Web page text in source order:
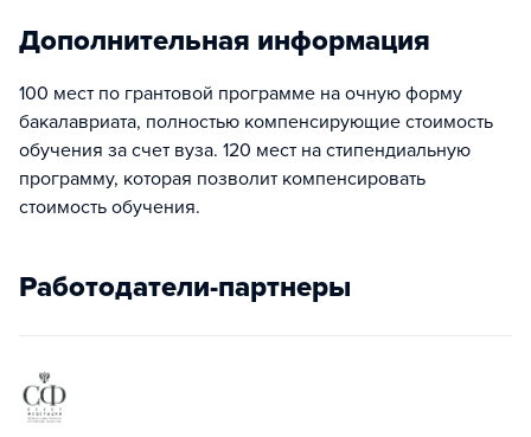
Дополнительная информация
100 мест по грантовой программе на очную форму
бакалавриата, полностью компенсирующие стоимость
обучения за счет вуза. 120 мест на стипендиальную
программу, которая позволит компенсировать
стоимость обучения.
Работодатели-партнеры